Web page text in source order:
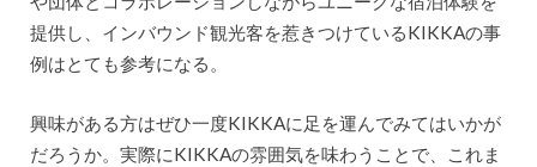
提供し、インバウンド観光客を惹きつけているKIKKAの事
例はとても参考になる。
興味がある方はぜひ一度KIKKAに足を運んでみてはいかが
だろうか。実際にKIKKAの雰囲気を味わうことで、これま